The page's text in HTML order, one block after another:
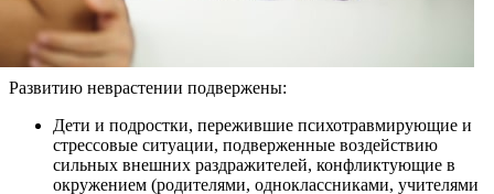
Развитию неврастении подвержены:
Дети и подростки, пережившие психотравмирующие и
стрессовые ситуации, подверженные воздействию
сильных внешних раздражителей, конфликтующие в
окружением (родителями, одноклассниками, учителями